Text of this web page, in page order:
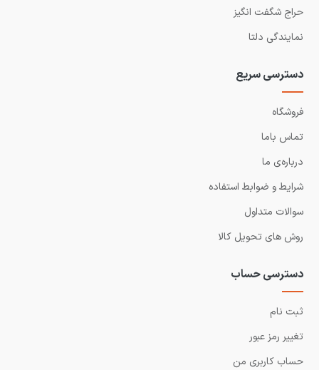
حراج شگفت انگیز
نمایندگی دلتا
دسترسی سریع
فروشگاه
تماس باما
درباره‌ی ما
شرایط و ضوابط استفاده
سوالات متداول
روش های تحویل کالا
دسترسی حساب
ثبت نام
تغییر رمز عبور
حساب کاربری من